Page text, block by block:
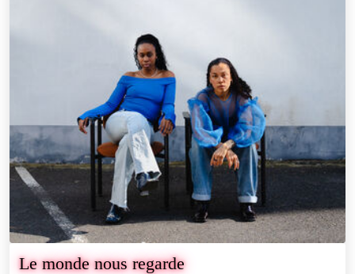
Le monde nous regarde